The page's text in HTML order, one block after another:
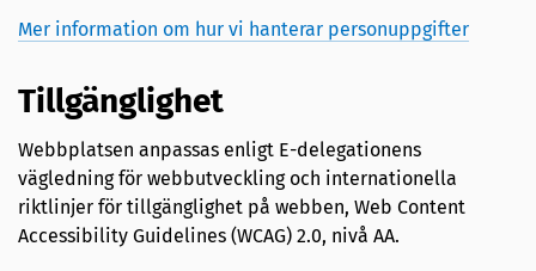
Mer information om hur vi hanterar personuppgifter
Tillgänglighet
Webbplatsen anpassas enligt E-delegationens
vägledning för webbutveckling och internationella
riktlinjer för tillgänglighet på webben, Web Content
Accessibility Guidelines (WCAG) 2.0, nivå AA.